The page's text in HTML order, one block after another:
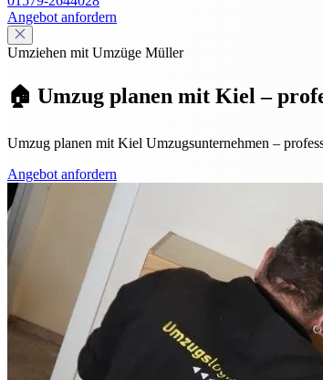
Angebot anfordern
Umziehen mit Umzüge Müller
🏠 Umzug planen mit Kiel –
Umzug planen mit Kiel Umzugsunternehmen –
Angebot anfordern